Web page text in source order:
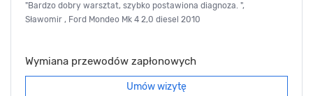
"Bardzo dobry warsztat, szybko postawiona diagnoza. ",
Sławomir , Ford Mondeo Mk 4 2,0 diesel 2010
Wymiana przewodów zapłonowych
Umów wizytę